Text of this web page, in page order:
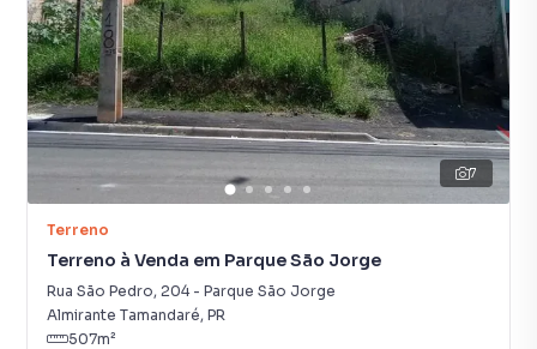
7
Terreno
Terreno à Venda em Parque São Jorge
Rua São Pedro, 204- Parque São Jorge
Almirante Tamandaré, PR
507m²